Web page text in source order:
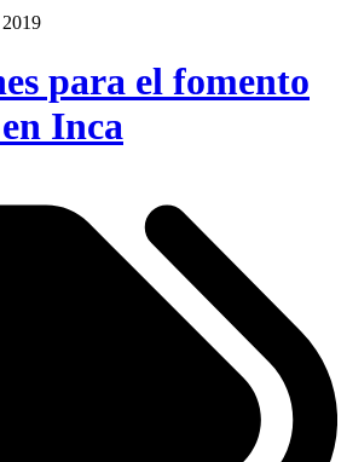
para el fomento
Inca